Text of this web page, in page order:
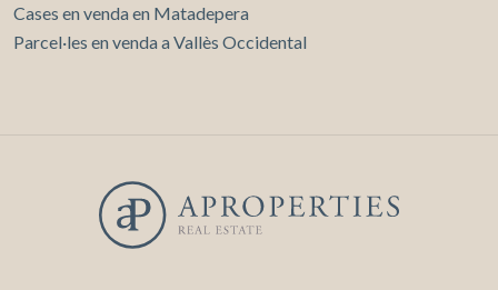
Cases en venda en Matadepera
Parcel·les en venda a Vallès Occidental